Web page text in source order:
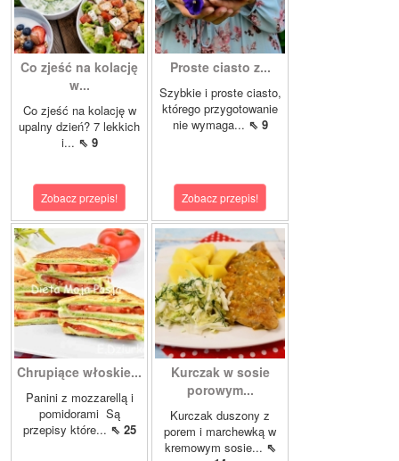
Co zjeść na kolację
w...
Co zjeść na kolację w
upalny dzień? 7 lekkich
i... ⇖ 9
Zobacz przepis!
Proste ciasto z...
Szybkie i proste ciasto,
którego przygotowanie
nie wymaga... ⇖ 9
Zobacz przepis!
Chrupiące włoskie...
Panini z mozzarellą i
pomidorami Są
przepisy które... ⇖ 25
Kurczak w sosie
porowym...
Kurczak duszony z
porem i marchewką w
kremowym sosie... ⇖